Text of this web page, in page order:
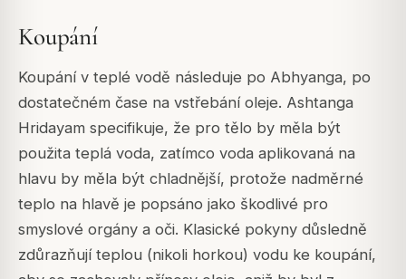
Koupání
Koupání v teplé vodě následuje po Abhyanga, po
dostatečném čase na vstřebání oleje. Ashtanga
Hridayam specifikuje, že pro tělo by měla být
použita teplá voda, zatímco voda aplikovaná na
hlavu by měla být chladnější, protože nadměrné
teplo na hlavě je popsáno jako škodlivé pro
smyslové orgány a oči. Klasické pokyny důsledně
zdůrazňují teplou (nikoli horkou) vodu ke koupání,